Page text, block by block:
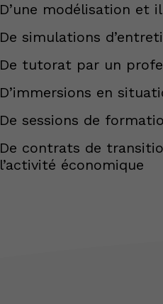
D’une modélisation et
De simulations
De tutorat par un
D’immersions en
De sessions de
De contrats de
l’activité économique